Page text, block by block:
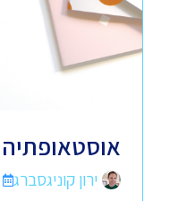
אוסטאופתיה
ירון קוניגסברג